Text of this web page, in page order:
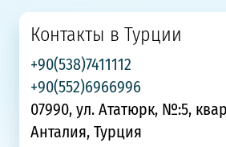
Контакты в Турции
+90(538)7411112
+90(552)6966996
07990, ул. Ататюрк, №:5,
Анталия, Турция